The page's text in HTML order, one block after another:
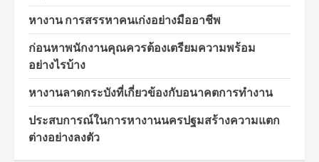
หางาน การสรรหาคนเก่งอย่างมืออาชีพ
ก่อนหาพนักงานคุณควรต้องเตรียมความพร้อม
อย่างไรบ้าง
หางานลาดกระบังที่เกี่ยวข้องกับอนาคตการทำงาน
ประสบการณ์ในการหางานนครปฐมสร้างความแตก
ต่างอย่างลงตัว